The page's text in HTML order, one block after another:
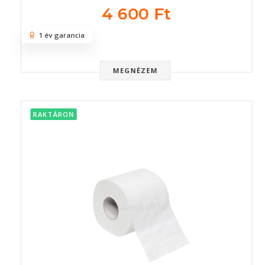
4 600 Ft
MEGNÉZEM
1 év garancia
RAKTÁRON